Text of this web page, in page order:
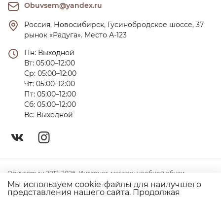
Obuvsem@yandex.ru
Россия, Новосибирск, Гусинобродское шоссе, 37
рынок «Радуга». Место А-123
Пн: Выходной
Вт: 05:00–12:00
Ср: 05:00–12:00
Чт: 05:00–12:00
Пт: 05:00–12:00
Сб: 05:00–12:00
Вс: Выходной
Obuvsem.ru 2012-2026. Интернет-магазин удобной обуви
Политика конфиденциальности
Мы используем cookie-файлы для наилучшего
представления нашего сайта. Продолжая